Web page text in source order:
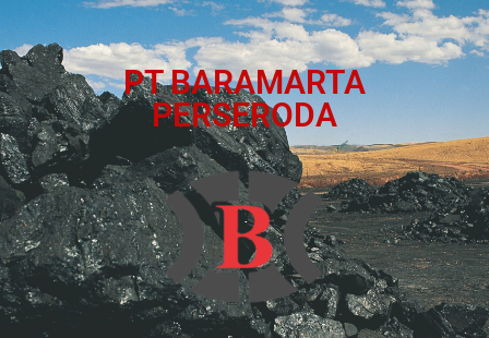
PT BARAMARTA
PERSERODA